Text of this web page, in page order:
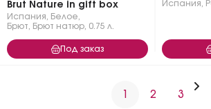
Brut Nature in gift box
Испания Белое
Брют, Брют натюр 0.75 л.
Под заказ
Испания
1 2 3